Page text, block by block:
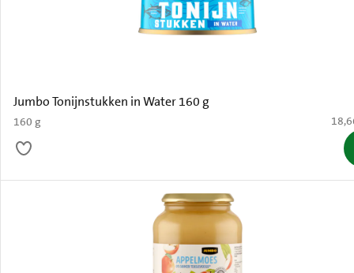
Jumbo Tonijnstukken in Water 160 g
160 g €